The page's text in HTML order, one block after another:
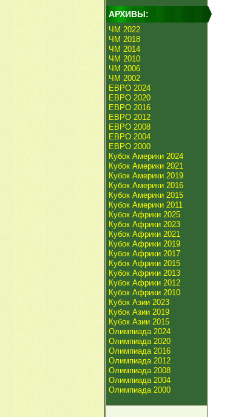
АРХИВЫ:
ЧМ 2022
ЧМ 2018
ЧМ 2014
ЧМ 2010
ЧМ 2006
ЧМ 2002
ЕВРО 2024
ЕВРО 2020
ЕВРО 2016
ЕВРО 2012
ЕВРО 2008
ЕВРО 2004
ЕВРО 2000
Кубок Америки 2024
Кубок Америки 2021
Кубок Америки 2019
Кубок Америки 2016
Кубок Америки 2015
Кубок Америки 2011
Кубок Африки 2025
Кубок Африки 2023
Кубок Африки 2021
Кубок Африки 2019
Кубок Африки 2017
Кубок Африки 2015
Кубок Африки 2013
Кубок Африки 2012
Кубок Африки 2010
Кубок Азии 2023
Кубок Азии 2019
Кубок Азии 2015
Олимпиада 2024
Олимпиада 2020
Олимпиада 2016
Олимпиада 2012
Олимпиада 2008
Олимпиада 2004
Олимпиада 2000